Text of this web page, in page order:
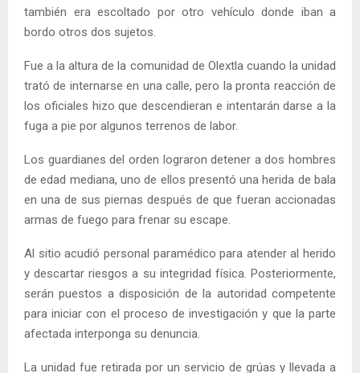
también era escoltado por otro vehículo donde iban a
bordo otros dos sujetos.
Fue a la altura de la comunidad de Olextla cuando la unidad
trató de internarse en una calle, pero la pronta reacción de
los oficiales hizo que descendieran e intentarán darse a la
fuga a pie por algunos terrenos de labor.
Los guardianes del orden lograron detener a dos hombres
de edad mediana, uno de ellos presentó una herida de bala
en una de sus piernas después de que fueran accionadas
armas de fuego para frenar su escape.
Al sitio acudió personal paramédico para atender al herido
y descartar riesgos a su integridad física. Posteriormente,
serán puestos a disposición de la autoridad competente
para iniciar con el proceso de investigación y que la parte
afectada interponga su denuncia.
La unidad fue retirada por un servicio de grúas y llevada a